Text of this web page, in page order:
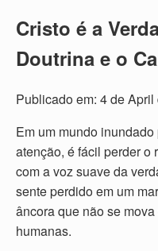
Cristo é a
Doutrina e o
Publicado em: 4 de
Em um mundo
atenção, é fácil perder o
com a voz suave da
sente perdido em um
âncora que não se
humanas.